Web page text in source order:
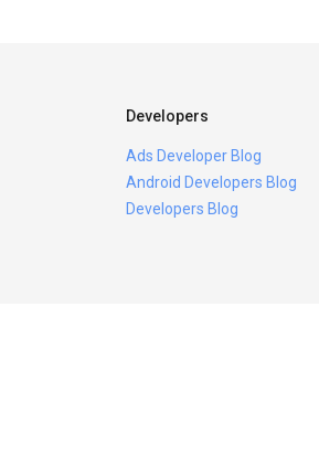
Developers
Ads Developer Blog
Android Developers Blog
Developers Blog